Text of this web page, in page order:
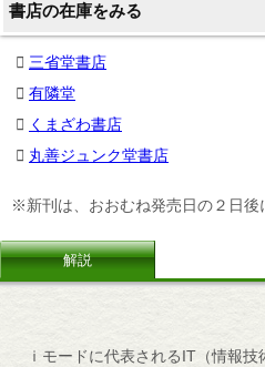
書店の在庫をみる
三省堂書店
有隣堂
くまざわ書店
丸善ジュンク堂書店
※新刊は、おおむね発売日の２日後
解説
ｉモードに代表されるIT（情報技